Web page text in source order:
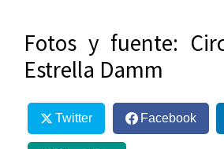
Fotos y fuente:
Estrella Damm
Twitter Facebook